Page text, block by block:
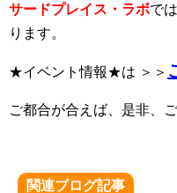
サードプレイス・ラボで
ります。
★イベント情報★は ＞＞
ご都合が合えば、是非、
関連ブログ記事